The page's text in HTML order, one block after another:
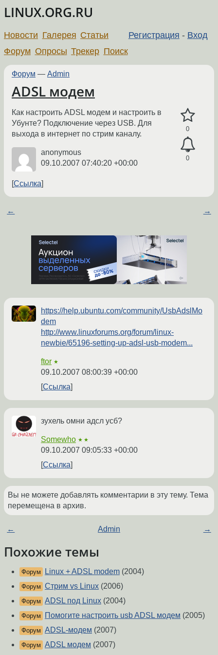
LINUX.ORG.RU
Регистрация - Вход
Новости Галерея Статьи
Форум Опросы Трекер Поиск
Форум — Admin
ADSL модем
0
0
Как настроить ADSL модем и настроить в
Убунте? Подключение через USB. Для
выхода в интернет по стрим каналу.
anonymous
09.10.2007 07:40:20 +00:00
Ссылка
← →
https://help.ubuntu.com/community/UsbAdslMo
dem
http://www.linuxforums.org/forum/linux-
newbie/65196-setting-up-adsl-usb-modem...
ftor ★
09.10.2007 08:00:39 +00:00
Ссылка
зухель омни адсл усб?
Somewho ★★
09.10.2007 09:05:33 +00:00
Ссылка
Вы не можете добавлять комментарии в эту тему. Тема
перемещена в архив.
← Admin →
Похожие темы
Форум Linux + ADSL modem (2004)
Форум Стрим vs Linux (2006)
Форум ADSL под Linux (2004)
Форум Помогите настроить usb ADSL модем (2005)
Форум ADSL-модем (2007)
Форум ADSL модем (2007)